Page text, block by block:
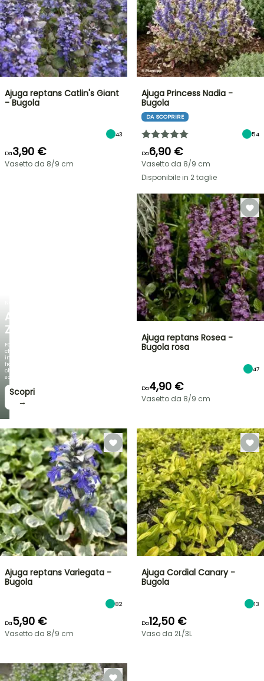
AGAPANTHUS
ZAMBEZI
Fogliami
che
incantano,
fioriture
che
sorprendono!
Scopri
→
Ajuga reptans Catlin's Giant
- Bugola
43
Da3,90 €
Vasetto da 8/9 cm
Ajuga Princess Nadia -
Bugola
DA SCOPRIRE
54
Da6,90 €
Vasetto da 8/9 cm
Disponibile in 2 taglie
Ajuga reptans Rosea -
Bugola rosa
47
Da4,90 €
Vasetto da 8/9 cm
Ajuga reptans Variegata -
Bugola
82
Da5,90 €
Vasetto da 8/9 cm
Ajuga Cordial Canary -
Bugola
13
Da12,50 €
Vaso da 2L/3L